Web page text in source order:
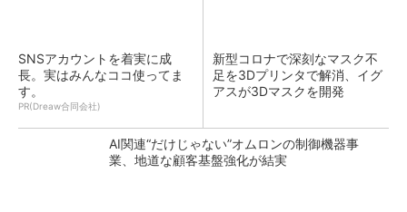
SNSアカウントを着実に成
長。実はみんなココ使ってま
す。
PR(Dreaw合同会社)
新型コロナで深刻なマスク不
足を3Dプリンタで解消、イグ
アスが3Dマスクを開発
AI関連“だけじゃない”オムロンの制御機器事
業、地道な顧客基盤強化が結実